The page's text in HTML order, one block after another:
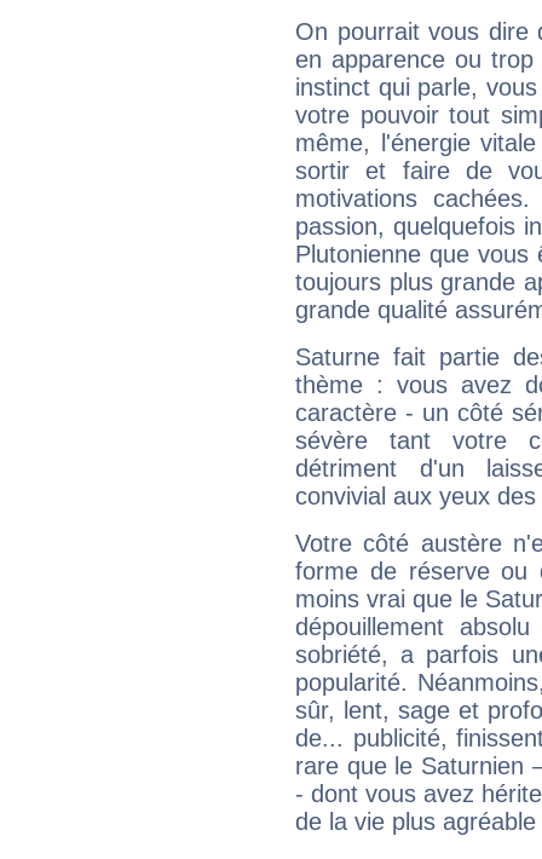
On pourrait vous dire
en apparence ou
instinct qui parle,
votre pouvoir tout
même, l'énergie
sortir et faire de
motivations
passion, quelquefois
Plutonienne que
toujours plus grande
grande qualité
Saturne fait partie
thème : vous avez
caractère - un côté
sévère tant votre
détriment d'un
convivial aux yeux
Votre côté austère
forme de réserve
moins vrai que le
dépouillement
sobriété, a parfois
popularité.
sûr, lent, sage et
de... publicité,
rare que le Saturnien
- dont vous avez
de la vie plus